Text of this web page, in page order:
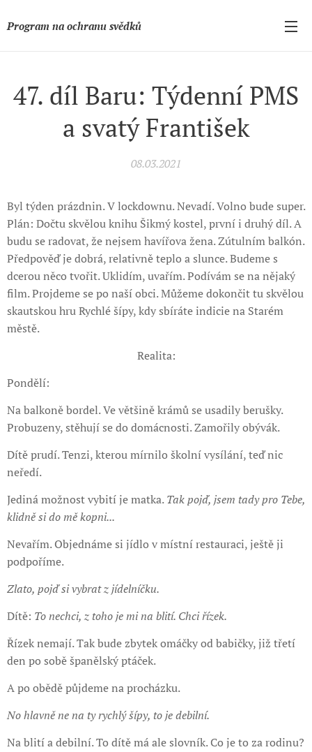
Program na ochranu svědků
47. díl Baru: Týdenní PMS
a svatý František
08.03.2021
Byl týden prázdnin. V lockdownu. Nevadí. Volno bude super.
Plán: Dočtu skvělou knihu Šikmý kostel, první i druhý díl. A
budu se radovat, že nejsem havířova žena. Zútulním balkón.
Předpověď je dobrá, relativně teplo a slunce. Budeme s
dcerou něco tvořit. Uklidím, uvařím. Podívám se na nějaký
film. Projdeme se po naší obci. Můžeme dokončit tu skvělou
skautskou hru Rychlé šípy, kdy sbíráte indicie na Starém
městě.
Realita:
Pondělí:
Na balkoně bordel. Ve většině krámů se usadily berušky.
Probuzeny, stěhují se do domácnosti. Zamořily obývák.
Dítě prudí. Tenzi, kterou mírnilo školní vysílání, teď nic
neředí.
Jediná možnost vybití je matka.Tak pojď, jsem tady pro Tebe,
klidně si do mě kopni...
Nevařím. Objednáme si jídlo v místní restauraci, ještě ji
podpoříme.
Zlato, pojď si vybrat z jídelníčku.
Dítě: To nechci, z toho je mi na blití. Chci řízek.
Řízek nemají. Tak bude zbytek omáčky od babičky, již třetí
den po sobě španělský ptáček.
A po obědě půjdeme na procházku.
No hlavně ne na ty rychlý šípy, to je debilní.
Na blití a debilní. To dítě má ale slovník. Co je to za rodinu?